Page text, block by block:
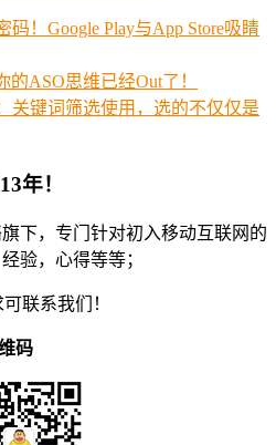
码！Google Play与App Store吸睛
ASO思维已经Out了！
关键词筛选使用，选的不仅仅是
年！
下，专门针对初入移动互联网的
验，心得等等；
联系我们！
码